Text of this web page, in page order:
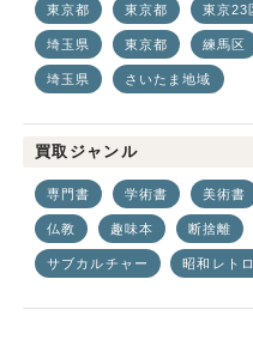
東京都 東京都 東京23
埼玉県 東京都 練馬区
埼玉県 さいたま地域
買取ジャンル
専門書 学術書 美術書
仏教 趣味本 断捨離
サブカルチャー 昭和レトロ